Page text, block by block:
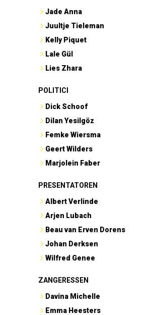
Jade Anna
Juultje Tieleman
Kelly Piquet
Lale Gül
Lies Zhara
POLITICI
Dick Schoof
Dilan Yesilgöz
Femke Wiersma
Geert Wilders
Marjolein Faber
PRESENTATOREN
Albert Verlinde
Arjen Lubach
Beau van Erven Dorens
Johan Derksen
Wilfred Genee
ZANGERESSEN
Davina Michelle
Emma Heesters